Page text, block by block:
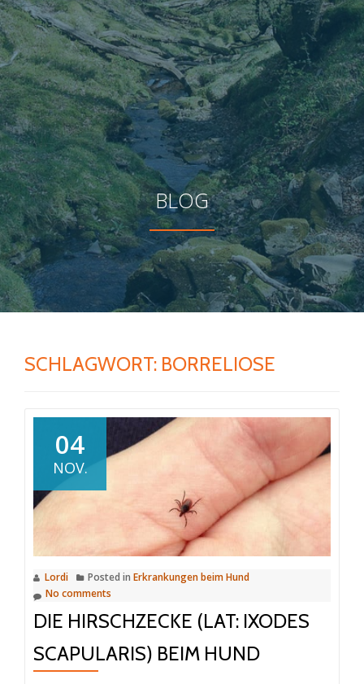
BLOG
SCHLAGWORT: BORRELIOSE
04
NOV.
Lordi Posted in Erkrankungen beim Hund
No comments
DIE HIRSCHZECKE (LAT: IXODES
SCAPULARIS) BEIM HUND